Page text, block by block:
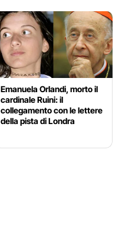
Emanuela Orlandi, morto il
cardinale Ruini: il
collegamento con le lettere
della pista di Londra